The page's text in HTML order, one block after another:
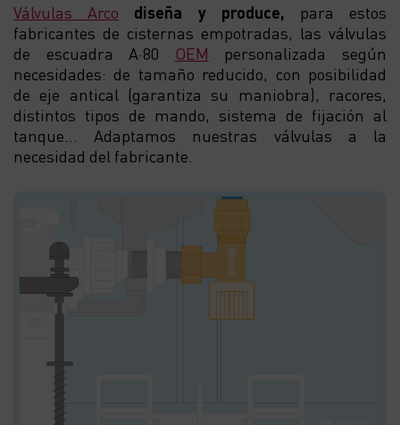
Válvulas Arco diseña y produce, para estos
fabricantes de cisternas empotradas, las válvulas
de escuadra A·80 OEM personalizada según
necesidades: de tamaño reducido, con posibilidad
de eje antical (garantiza su maniobra), racores,
distintos tipos de mando, sistema de fijación al
tanque… Adaptamos nuestras válvulas a la
necesidad del fabricante.